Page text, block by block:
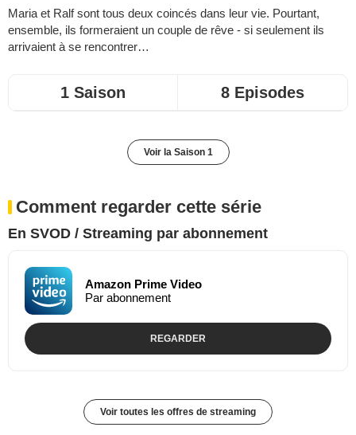
Maria et Ralf sont tous deux coincés dans leur vie. Pourtant,
ensemble, ils formeraient un couple de rêve - si seulement ils
arrivaient à se rencontrer…
1 Saison 8 Episodes
Voir la Saison 1
Comment regarder cette série
En SVOD / Streaming par abonnement
Amazon Prime Video
Par abonnement
REGARDER
Voir toutes les offres de streaming